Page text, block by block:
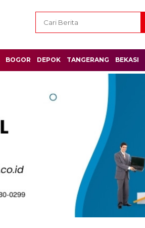
BOGOR DEPOK TANGERANG BEKASI